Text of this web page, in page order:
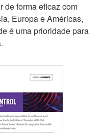
de forma eficaz com
Europa e Américas,
é uma prioridade para